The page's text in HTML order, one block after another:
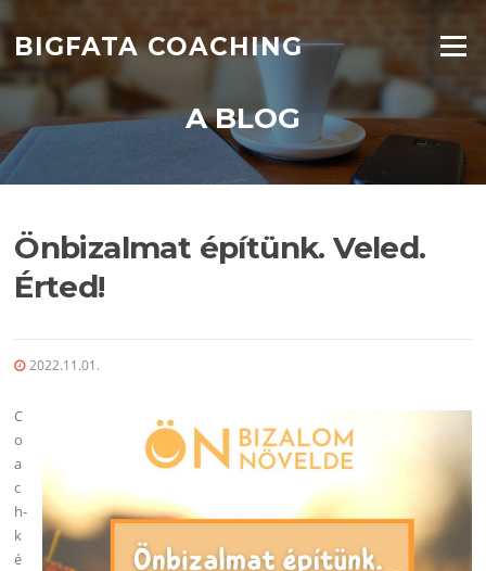
tartalomra
BIGFATA COACHING Menü
A BLOG
Önbizalmat építünk. Veled.
Érted!
2022.11.01.
C
o
a
c
h-
k
é